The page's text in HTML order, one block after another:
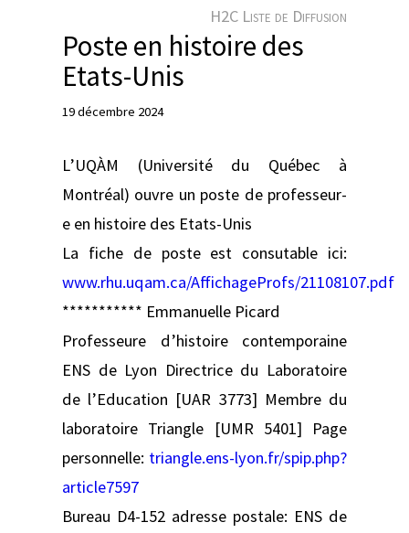
H2C Liste de Diffusion
Poste en histoire des
Etats-Unis
19 décembre 2024
L’UQÀM (Université du Québec à
Montréal) ouvre un poste de professeur-
e en histoire des Etats-Unis
La fiche de poste est consutable ici:
www.rhu.uqam.ca/AffichageProfs/21108107.pdf
*********** Emmanuelle Picard
Professeure d’histoire contemporaine
ENS de Lyon Directrice du Laboratoire
de l’Education [UAR 3773] Membre du
laboratoire Triangle [UMR 5401] Page
personnelle: triangle.ens-lyon.fr/spip.php?
article7597
Bureau D4-152 adresse postale: ENS de